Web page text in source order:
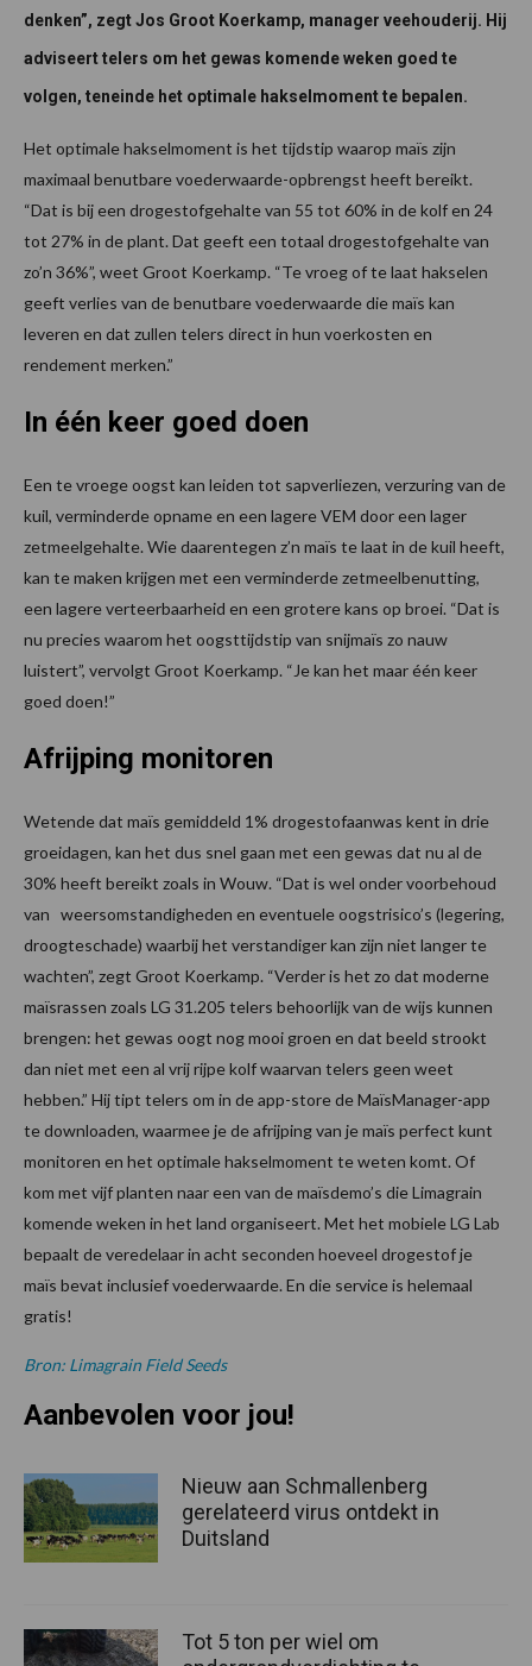
denken”, zegt Jos Groot Koerkamp, manager veehouderij. Hij
adviseert telers om het gewas komende weken goed te
volgen, teneinde het optimale hakselmoment te bepalen.
Het optimale hakselmoment is het tijdstip waarop maïs zijn
maximaal benutbare voederwaarde-opbrengst heeft bereikt.
“Dat is bij een drogestofgehalte van 55 tot 60% in de kolf en 24
tot 27% in de plant. Dat geeft een totaal drogestofgehalte van
zo’n 36%”, weet Groot Koerkamp. “Te vroeg of te laat hakselen
geeft verlies van de benutbare voederwaarde die maïs kan
leveren en dat zullen telers direct in hun voerkosten en
rendement merken.”
In één keer goed doen
Een te vroege oogst kan leiden tot sapverliezen, verzuring van de
kuil, verminderde opname en een lagere VEM door een lager
zetmeelgehalte. Wie daarentegen z’n maïs te laat in de kuil heeft,
kan te maken krijgen met een verminderde zetmeelbenutting,
een lagere verteerbaarheid en een grotere kans op broei. “Dat is
nu precies waarom het oogsttijdstip van snijmaïs zo nauw
luistert”, vervolgt Groot Koerkamp. “Je kan het maar één keer
goed doen!”
Afrijping monitoren
Wetende dat maïs gemiddeld 1% drogestofaanwas kent in drie
groeidagen, kan het dus snel gaan met een gewas dat nu al de
30% heeft bereikt zoals in Wouw. “Dat is wel onder voorbehoud
van weersomstandigheden en eventuele oogstrisico’s (legering,
droogteschade) waarbij het verstandiger kan zijn niet langer te
wachten”, zegt Groot Koerkamp. “Verder is het zo dat moderne
maïsrassen zoals LG 31.205 telers behoorlijk van de wijs kunnen
brengen: het gewas oogt nog mooi groen en dat beeld strookt
dan niet met een al vrij rijpe kolf waarvan telers geen weet
hebben.” Hij tipt telers om in de app-store de MaïsManager-app
te downloaden, waarmee je de afrijping van je maïs perfect kunt
monitoren en het optimale hakselmoment te weten komt. Of
kom met vijf planten naar een van de maïsdemo’s die Limagrain
komende weken in het land organiseert. Met het mobiele LG Lab
bepaalt de veredelaar in acht seconden hoeveel drogestof je
maïs bevat inclusief voederwaarde. En die service is helemaal
gratis!
Bron: Limagrain Field Seeds
Aanbevolen voor jou!
Nieuw aan Schmallenberg
gerelateerd virus ontdekt in
Duitsland
Tot 5 ton per wiel om